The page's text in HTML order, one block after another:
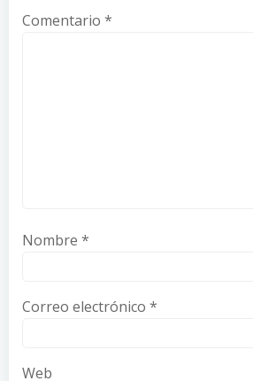
Comentario *
Nombre *
Correo electrónico *
Web